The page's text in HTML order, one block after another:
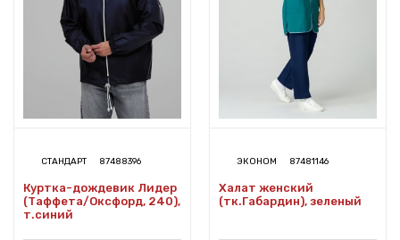
СТАНДАРТ 87488396
Куртка-дождевик Лидер
(Таффета/Оксфорд, 240),
т.синий
ЭКОНОМ 87481146
Халат женский
(тк.Габардин), зеленый